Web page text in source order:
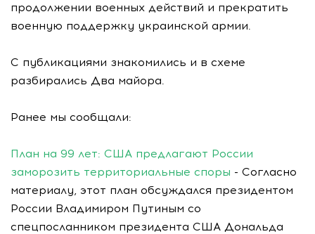
продолжении военных действий и прекратить
военную поддержку украинской армии.
С публикациями знакомились и в схеме
разбирались Два майора.
Ранее мы сообщали:
План на 99 лет: США предлагают России
заморозить территориальные споры - Согласно
материалу, этот план обсуждался президентом
России Владимиром Путиным со
спецпосланником президента США Дональда